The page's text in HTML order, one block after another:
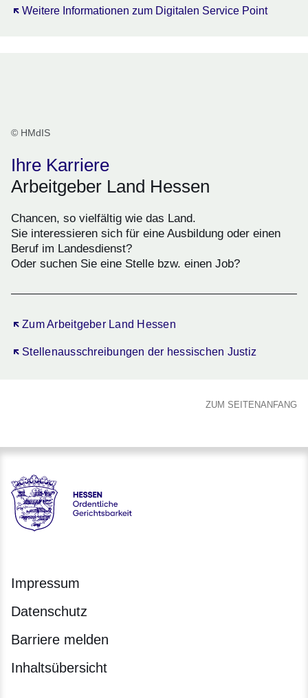
Weitere Informationen zum Digitalen Service Point
Öffnet sich in einem neuen Fenster
© HMdIS
Ihre Karriere
Arbeitgeber Land Hessen
Chancen, so vielfältig wie das Land.
Sie interessieren sich für eine Ausbildung oder einen
Beruf im Landesdienst?
Oder suchen Sie eine Stelle bzw. einen Job?
Zum Arbeitgeber Land Hessen
Öffnet sich in einem neuen Fenster
Stellenausschreibungen der hessischen Justiz
Öffnet sich in einem neuen Fenster
ZUM SEITENANFANG
Hessen - Ordentliche Gerichtsbarkeit Hessen
Impressum
Datenschutz
Barriere melden
Inhaltsübersicht